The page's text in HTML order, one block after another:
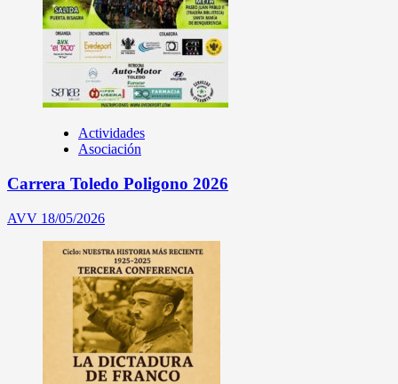
Actividades
Asociación
Carrera Toledo Poligono 2026
AVV 18/05/2026